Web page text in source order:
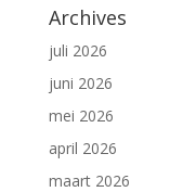
Archives
juli 2026
juni 2026
mei 2026
april 2026
maart 2026